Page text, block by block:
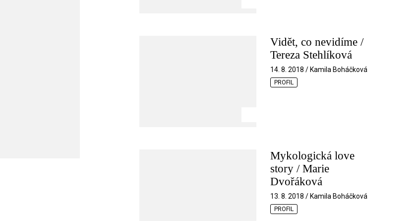
Vidět, co nevidíme /
Tereza Stehlíková
14. 8. 2018 / Kamila Boháčková
PROFIL
Mykologická love
story / Marie
Dvořáková
13. 8. 2018 / Kamila Boháčková
PROFIL